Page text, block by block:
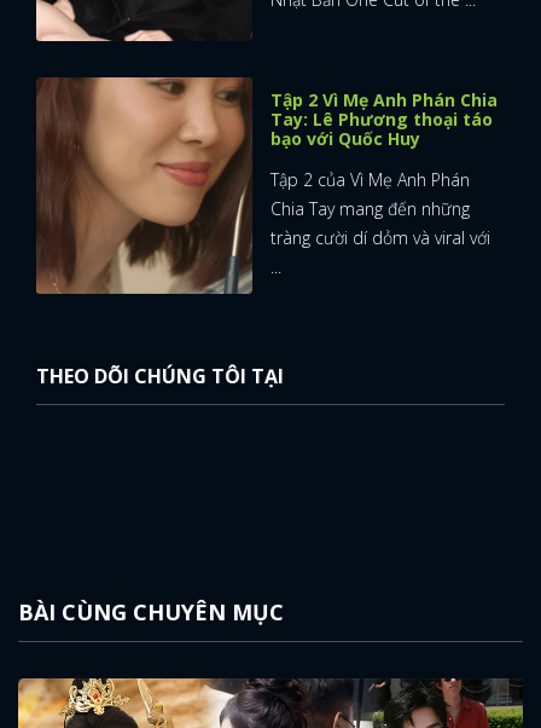
Tập 2 Vì Mẹ Anh Phán Chia
Tay: Lê Phương thoại táo
bạo với Quốc Huy
Tập 2 của Vì Mẹ Anh Phán
Chia Tay mang đến những
tràng cười dí dỏm và viral với
...
THEO DÕI CHÚNG TÔI TẠI
BÀI CÙNG CHUYÊN MỤC